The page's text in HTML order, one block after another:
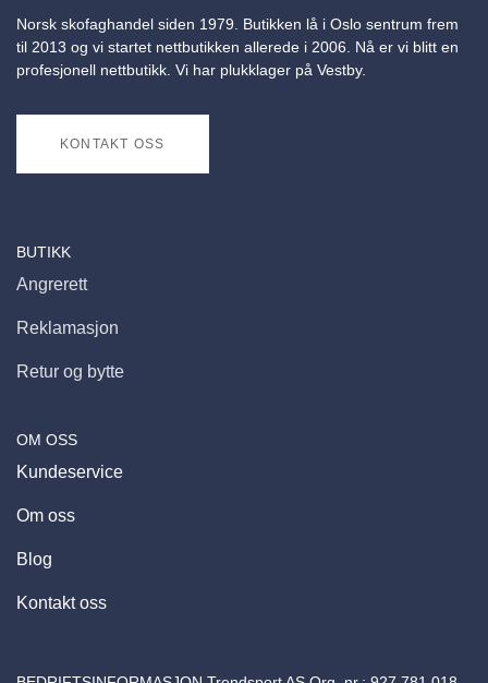
Norsk skofaghandel siden 1979. Butikken lå i Oslo sentrum frem
til 2013 og vi startet nettbutikken allerede i 2006. Nå er vi blitt en
profesjonell nettbutikk. Vi har plukklager på Vestby.
KONTAKT OSS
BUTIKK
Angrerett
Reklamasjon
Retur og bytte
OM OSS
Kundeservice
Om oss
Blog
Kontakt oss